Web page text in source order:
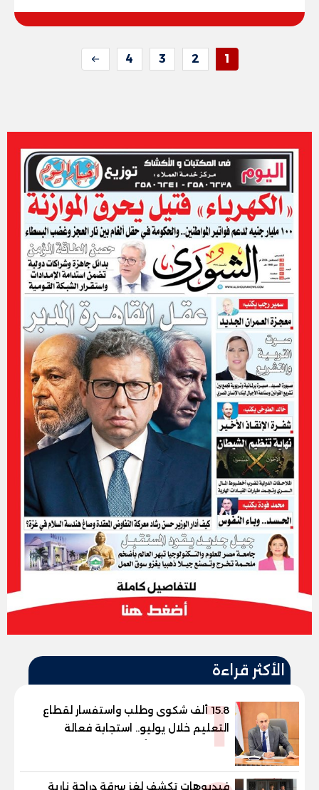
1
2
3
4
الأكثر قراءة
115.8 ألف شكوى وطلب واستفسار لقطاع
التعليم خلال يوليو.. استجابة فعالة
لشكاوى الطلاب وأولياء الأمور
فيديوهات تكشف لغز سرقة دراجة نارية